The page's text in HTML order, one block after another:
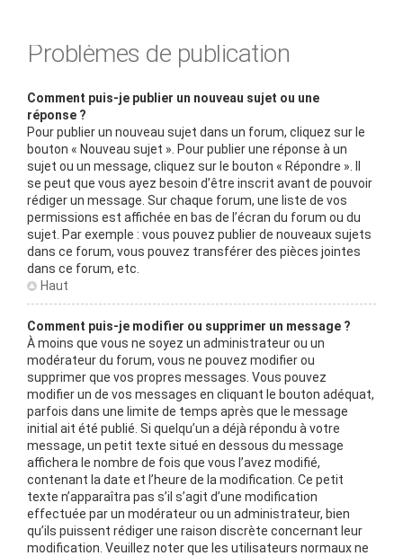
Problèmes de publication
Comment puis-je publier un nouveau sujet ou une
réponse ?
Pour publier un nouveau sujet dans un forum, cliquez sur le
bouton « Nouveau sujet ». Pour publier une réponse à un
sujet ou un message, cliquez sur le bouton « Répondre ». Il
se peut que vous ayez besoin d’être inscrit avant de pouvoir
rédiger un message. Sur chaque forum, une liste de vos
permissions est affichée en bas de l’écran du forum ou du
sujet. Par exemple : vous pouvez publier de nouveaux sujets
dans ce forum, vous pouvez transférer des pièces jointes
dans ce forum, etc.
Haut
Comment puis-je modifier ou supprimer un message ?
À moins que vous ne soyez un administrateur ou un
modérateur du forum, vous ne pouvez modifier ou
supprimer que vos propres messages. Vous pouvez
modifier un de vos messages en cliquant le bouton adéquat,
parfois dans une limite de temps après que le message
initial ait été publié. Si quelqu’un a déjà répondu à votre
message, un petit texte situé en dessous du message
affichera le nombre de fois que vous l’avez modifié,
contenant la date et l’heure de la modification. Ce petit
texte n’apparaîtra pas s’il s’agit d’une modification
effectuée par un modérateur ou un administrateur, bien
qu’ils puissent rédiger une raison discrète concernant leur
modification. Veuillez noter que les utilisateurs normaux ne